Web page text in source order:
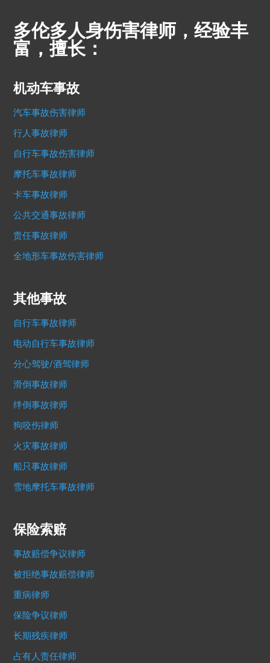
多伦多人身伤害律师，经验丰
富，擅长：
机动车事故
汽车事故伤害律师
行人事故律师
自行车事故伤害律师
摩托车事故律师
卡车事故律师
公共交通事故律师
责任事故律师
全地形车事故伤害律师
其他事故
自行车事故律师
电动自行车事故律师
分心驾驶/酒驾律师
滑倒事故律师
绊倒事故律师
狗咬伤律师
火灾事故律师
船只事故律师
雪地摩托车事故律师
保险索赔
事故赔偿争议律师
被拒绝事故赔偿律师
重病律师
保险争议律师
长期残疾律师
占有人责任律师